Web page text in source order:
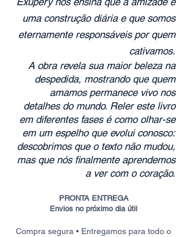
uma construção diária e que somos
eternamente responsáveis por quem
cativamos.
A obra revela sua maior beleza na
despedida, mostrando que quem
amamos permanece vivo nos
detalhes do mundo. Reler este livro
em diferentes fases é como olhar-se
em um espelho que evolui conosco:
descobrimos que o texto não mudou,
mas que nós finalmente aprendemos
a ver com o coração.
PRONTA ENTREGA
Envios no próximo dia útil
Compra segura • Entregamos para todo o